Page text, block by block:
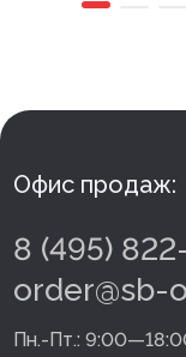
Офис продаж:
8 (495)
order@sb-
Пн.-Пт.: